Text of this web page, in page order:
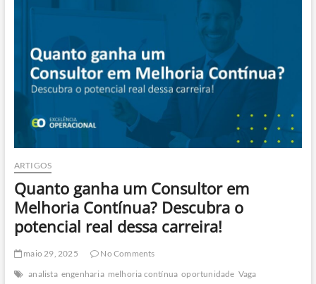
Especialista
Qualidade
faz
no
dia
dia?
ARTIGOS
Quanto ganha um Consultor em
Melhoria Contínua? Descubra o
potencial real dessa carreira!
maio 29, 2025
No Comments
analista engenharia melhoria contínua oportunidade Vaga